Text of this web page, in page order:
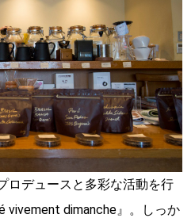
ロデュースと多彩な活動を行
vivement dimanche』。しっか